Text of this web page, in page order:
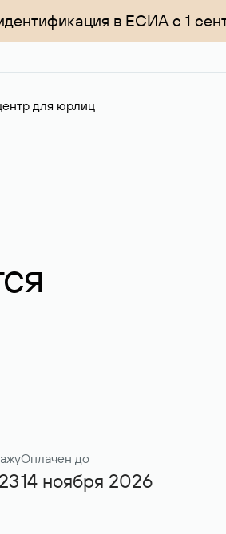
в ЕСИА с 1
для юрлиц
Оплачен до
14 ноября 2026